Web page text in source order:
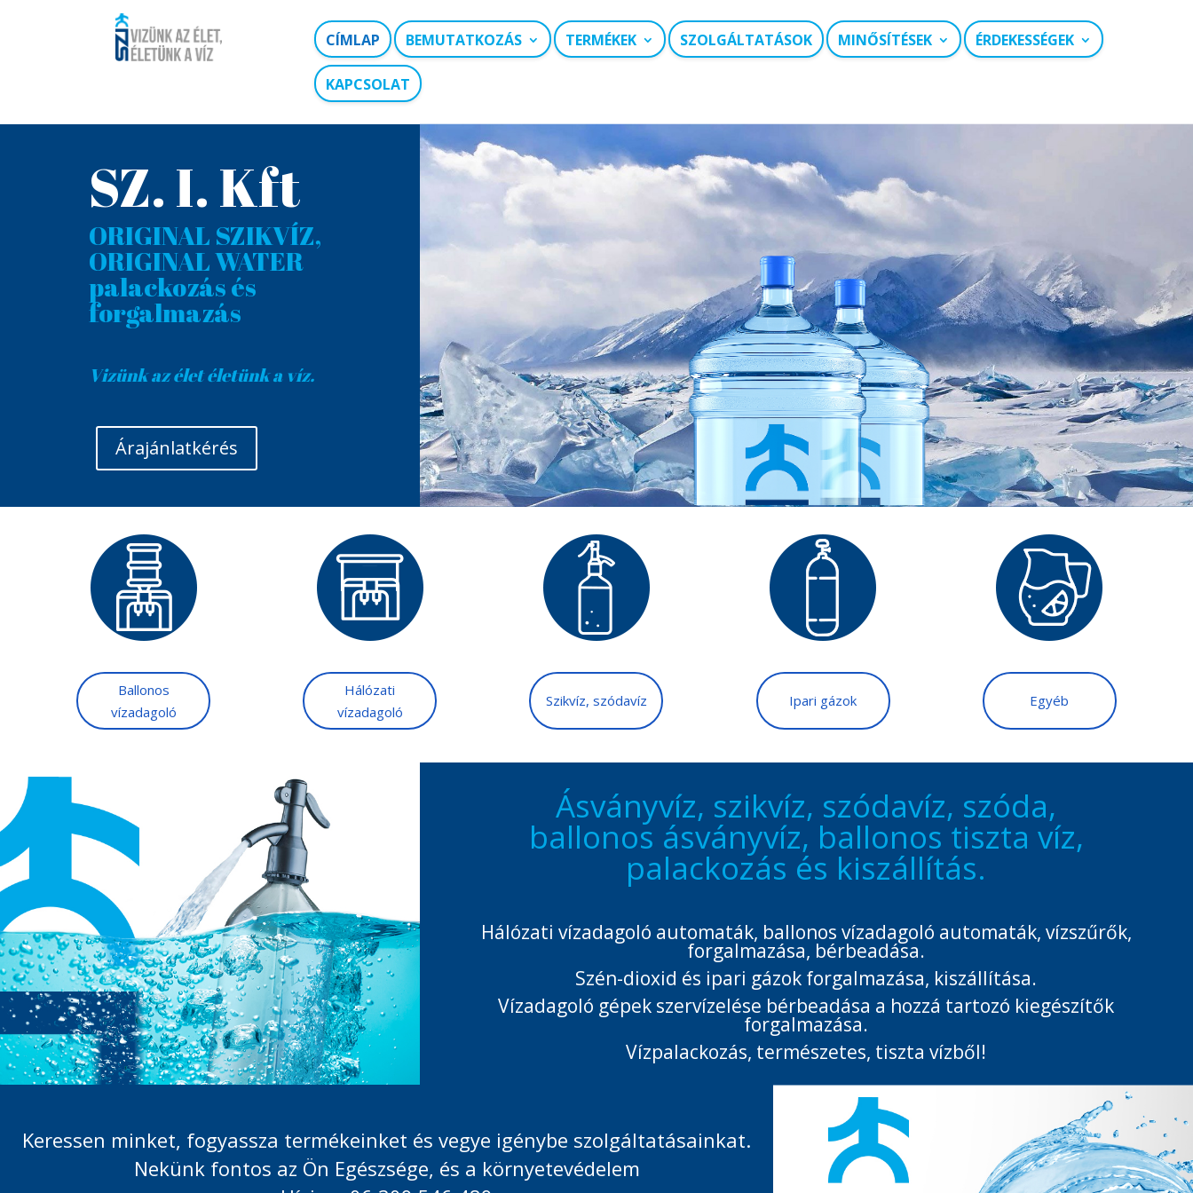
CÍMLAP BEMUTATKOZÁS TERMÉKEK SZOLGÁLTATÁSOK MINŐSÍTÉSEK ÉRDEKESSÉGEK
KAPCSOLAT
SZ. I. Kft
ORIGINAL SZIKVÍZ,
ORIGINAL WATER
palackozás és
forgalmazás
Vizünk az élet életünk a víz.
Árajánlatkérés
Ballonos
vízadagoló
Hálózati
vízadagoló
Szikvíz, szódavíz Ipari gázok Egyéb
Ásványvíz, szikvíz, szódavíz, szóda,
ballonos ásványvíz, ballonos tiszta víz,
palackozás és kiszállítás.
Hálózati vízadagoló automaták, ballonos vízadagoló automaták, vízszűrők,
forgalmazása, bérbeadása.
Szén-dioxid és ipari gázok forgalmazása, kiszállítása.
Vízadagoló gépek szervízelése bérbeadása a hozzá tartozó kiegészítők
forgalmazása.
Vízpalackozás, természetes, tiszta vízből!
Keressen minket, fogyassza termékeinket és vegye igénybe szolgáltatásainkat.
Nekünk fontos az Ön Egészsége, és a környetevédelem